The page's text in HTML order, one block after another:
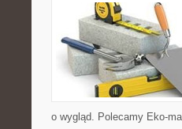
o wygląd. Polecamy Eko-